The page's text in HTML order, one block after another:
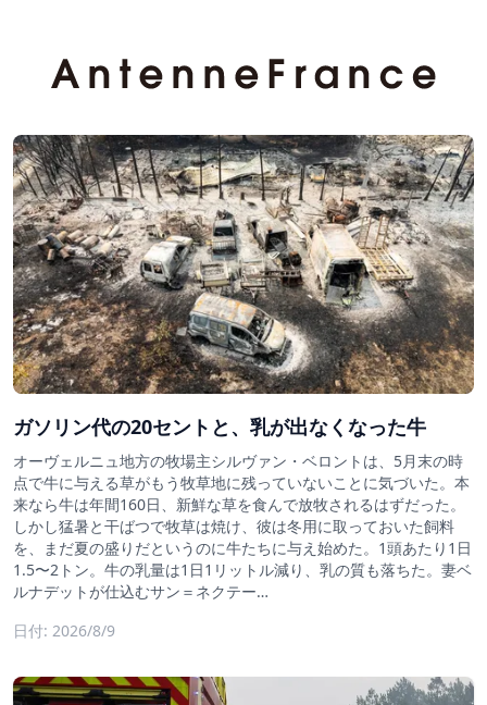
ガソリン代の20セントと、乳が出なくなった牛
オーヴェルニュ地方の牧場主シルヴァン・ベロントは、5月末の時
点で牛に与える草がもう牧草地に残っていないことに気づいた。本
来なら牛は年間160日、新鮮な草を食んで放牧されるはずだった。
しかし猛暑と干ばつで牧草は焼け、彼は冬用に取っておいた飼料
を、まだ夏の盛りだというのに牛たちに与え始めた。1頭あたり1日
1.5〜2トン。牛の乳量は1日1リットル減り、乳の質も落ちた。妻ベ
ルナデットが仕込むサン＝ネクテー…
日付: 2026/8/9